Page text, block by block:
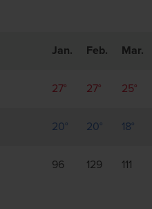
Jan. Feb. Mar.
27° 27° 25°
20° 20° 18°
96 129 111